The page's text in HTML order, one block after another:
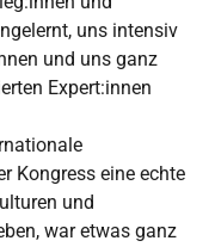
uns intensiv
und uns ganz
Expert:innen
Kongress eine echte
und
war etwas ganz